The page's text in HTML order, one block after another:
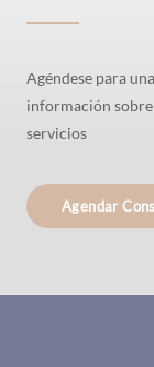
Agéndese para
información
servicios
Agendar